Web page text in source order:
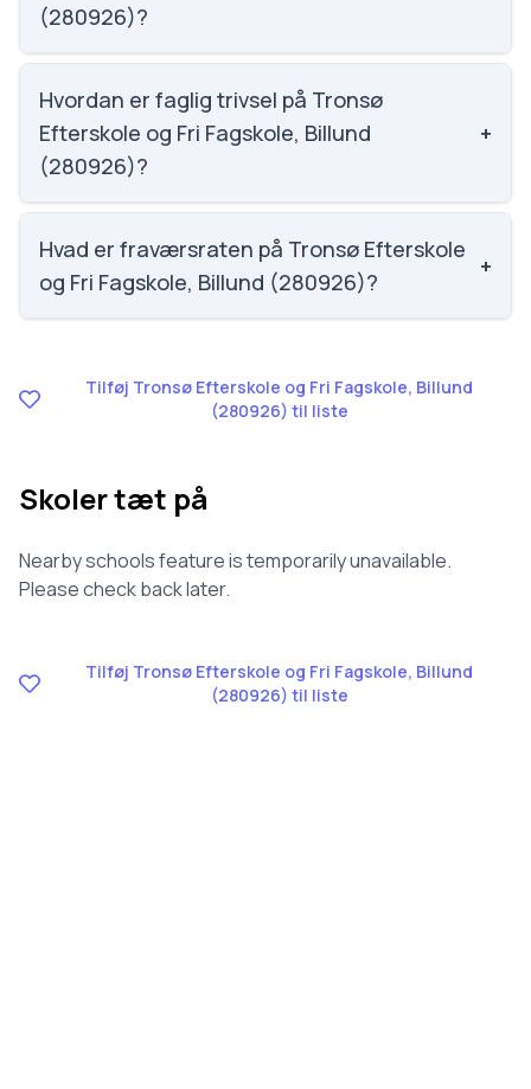
(280926)?
Vi har ikke data om social trivsel for Tronsø
Efterskole og Fri Fagskole, Billund (280926).
Hvordan er faglig trivsel på Tronsø
Efterskole og Fri Fagskole, Billund
(280926)?
+
Vi har ikke data om faglig trivsel for Tronsø
Efterskole og Fri Fagskole, Billund (280926).
Hvad er fraværsraten på Tronsø Efterskole
og Fri Fagskole, Billund (280926)?
+
Tilføj Tronsø Efterskole og Fri Fagskole, Billund
(280926) til liste
Skoler tæt på
Nearby schools feature is temporarily unavailable.
Please check back later.
Tilføj Tronsø Efterskole og Fri Fagskole, Billund
(280926) til liste